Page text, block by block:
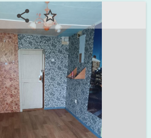
share star_border